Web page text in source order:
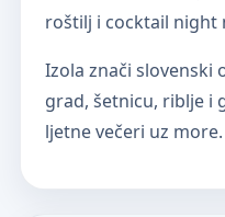
roštilj i cocktail night
Izola znači slovenski
grad, šetnicu, riblje i
ljetne večeri uz more.